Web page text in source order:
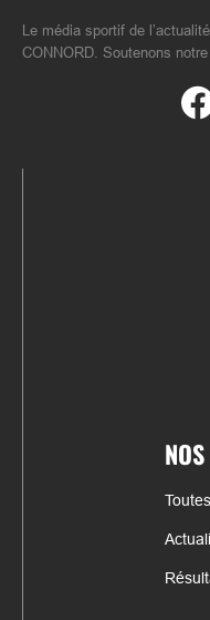
Le média sportif de
CONNORD. Soutenons